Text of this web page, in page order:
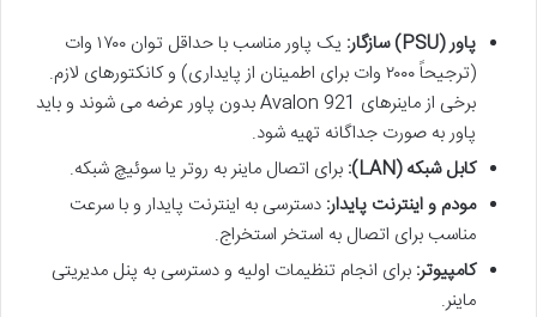
پاور (PSU) سازگار:
یک پاور مناسب با حداقل توان ۱۷۰۰ وات
(ترجیحاً ۲۰۰۰ وات برای اطمینان از پایداری) و کانکتورهای لازم.
برخی از ماینرهای Avalon 921 بدون پاور عرضه می شوند و باید
پاور به صورت جداگانه تهیه شود.
کابل شبکه (LAN):
برای اتصال ماینر به روتر یا سوئیچ شبکه.
مودم و اینترنت پایدار: دسترسی به اینترنت پایدار و با سرعت
مناسب برای اتصال به استخر استخراج.
کامپیوتر: برای انجام تنظیمات اولیه و دسترسی به پنل مدیریتی
ماینر.